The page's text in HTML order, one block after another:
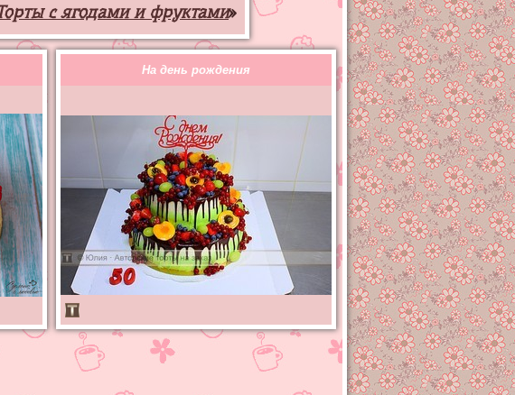
с ягодами и фруктами»
На день рождения